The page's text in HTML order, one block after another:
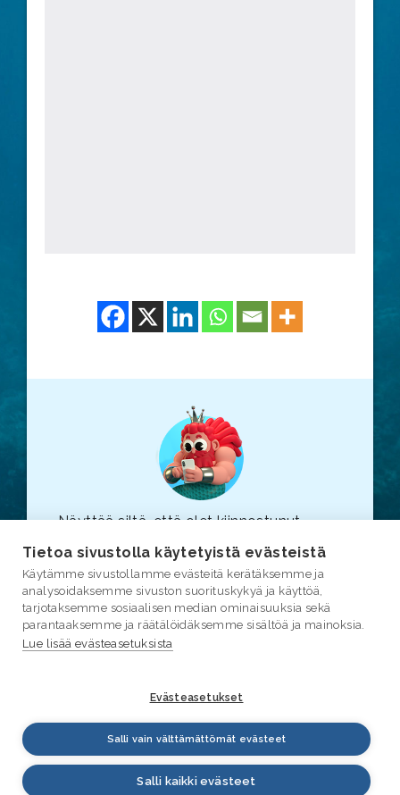
Näyttää siltä, että olet kiinnostunut
tutustut myös varsinaiseenvesi.fi-
sivustoon (linkki avautuu uuteen
selainikkunaan.)
Tietoa sivustolla käytetyistä evästeistä
Käytämme sivustollamme evästeitä kerätäksemme ja
analysoidaksemme sivuston suorituskykyä ja käyttöä,
tarjotaksemme sosiaalisen median ominaisuuksia sekä
parantaaksemme ja räätälöidäksemme sisältöä ja mainoksia.
Lue lisää evästeasetuksista
Evästeasetukset
Salli vain välttämättömät evästeet
Salli kaikki evästeet